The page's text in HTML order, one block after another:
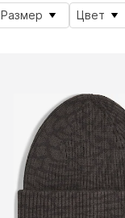
Размер Цвет